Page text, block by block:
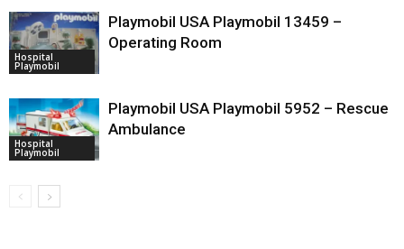
Hospital
Playmobil
Playmobil USA Playmobil 13459 –
Operating Room
Hospital
Playmobil
Playmobil USA Playmobil 5952 – Rescue
Ambulance